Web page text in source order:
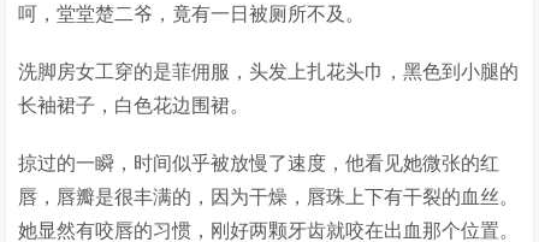
呵，堂堂楚二爷，竟有一日被厕所不及。
洗脚房女工穿的是菲佣服，头发上扎花头巾，黑色到小腿的
长袖裙子，白色花边围裙。
掠过的一瞬，时间似乎被放慢了速度，他看见她微张的红
唇，唇瓣是很丰满的，因为干燥，唇珠上下有干裂的血丝。
她显然有咬唇的习惯，刚好两颗牙齿就咬在出血那个位置。